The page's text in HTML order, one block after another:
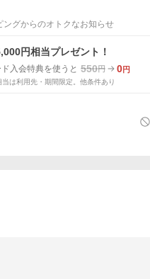
ングからのオトクなお知らせ
円相当プレゼント！
入会特典を使うと 550円 0円
は利用先・期間限定。他条件あり